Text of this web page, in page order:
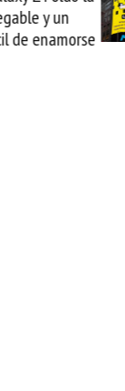
y un
de enamorse